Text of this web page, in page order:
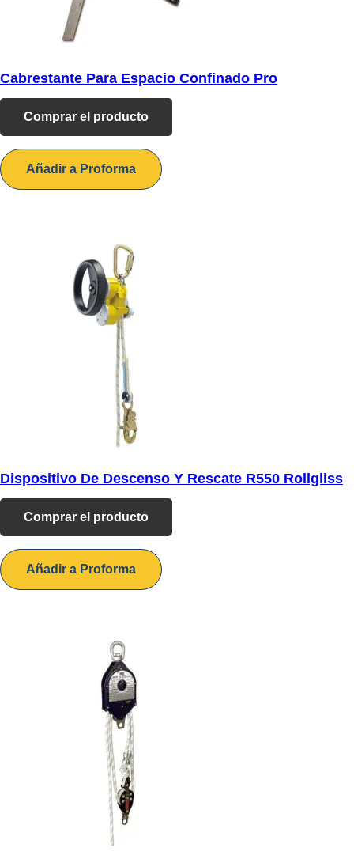
Cabrestante Para Espacio Confinado Pro
Comprar el producto
Añadir a Proforma
Dispositivo De Descenso Y Rescate R550 Rollgliss
Comprar el producto
Añadir a Proforma